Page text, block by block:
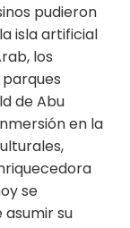
pudieron
isla artificial
los
parques
de Abu
en la
se
su